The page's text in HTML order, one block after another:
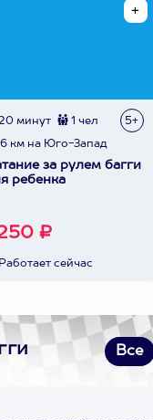
минут 1 чел 5+
6 км на Юго-Запад
за рулем багги
ребенка
₽
сейчас
Все